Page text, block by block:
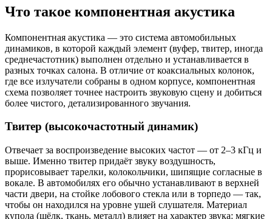
Что такое компонентная акустика
Компонентная акустика — это система автомобильных
динамиков, в которой каждый элемент (вуфер, твитер, иногда
среднечастотник) выполнен отдельно и устанавливается в
разных точках салона. В отличие от коаксиальных колонок,
где все излучатели собраны в одном корпусе, компонентная
схема позволяет точнее настроить звуковую сцену и добиться
более чистого, детализированного звучания.
Твитер (высокочастотный динамик)
Отвечает за воспроизведение высоких частот — от 2–3 кГц и
выше. Именно твитер придаёт звуку воздушность,
прорисовывает тарелки, колокольчики, шипящие согласные в
вокале. В автомобилях его обычно устанавливают в верхней
части двери, на стойке лобового стекла или в торпедо — так,
чтобы он находился на уровне ушей слушателя. Материал
купола (шёлк, ткань, металл) влияет на характер звука: мягкие